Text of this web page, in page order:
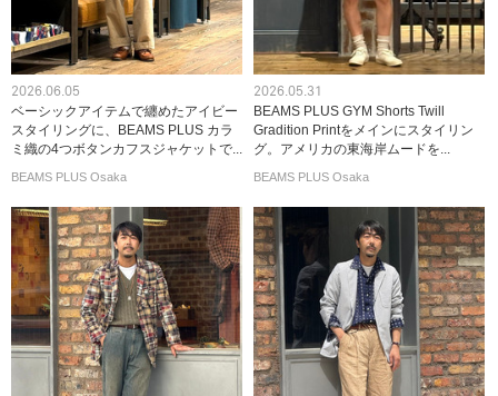
2026.06.05
ベーシックアイテムで纏めたアイビー
スタイリングに、BEAMS PLUS カラ
ミ織の4つボタンカフスジャケットで...
BEAMS PLUS Osaka
2026.05.31
BEAMS PLUS GYM Shorts Twill
Gradition Printをメインにスタイリン
グ。アメリカの東海岸ムードを...
BEAMS PLUS Osaka